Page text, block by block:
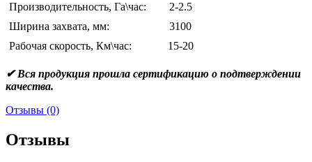
Производительность, Га\час:
2-2.5
Ширина захвата, мм:
3100
Рабочая скорость, Км\час:
15-20
✔ Вся продукция прошла сертификацию о подтверждении
качества.
Отзывы (0)
Отзывы